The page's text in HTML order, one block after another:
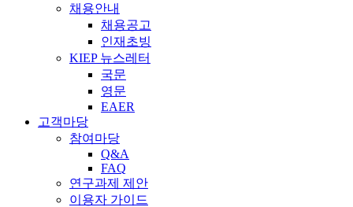
채용안내
채용공고
인재초빙
KIEP 뉴스레터
국문
영문
EAER
고객마당
참여마당
Q&A
FAQ
연구과제 제안
이용자 가이드